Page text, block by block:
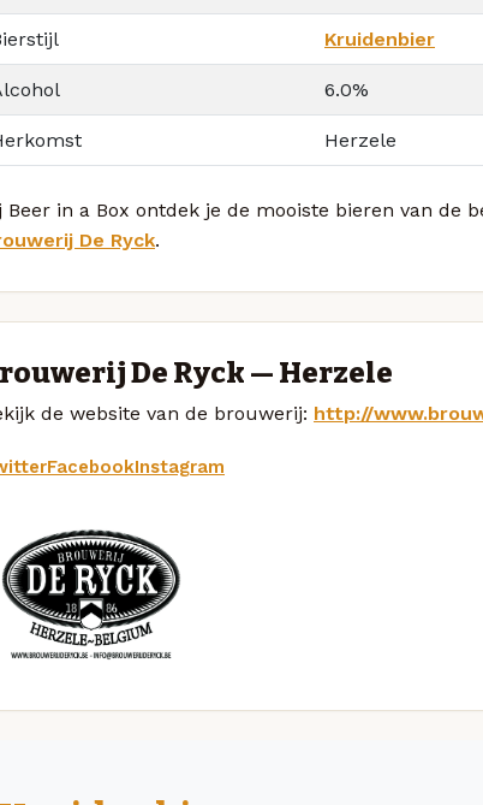
Kruidenbier
6.0%
Herzele
Beer in a Box ontdek je de mooiste bieren van de
De Ryck.
De Ryck — Herzele
de website van de brouwerij: http://
FacebookInstagram